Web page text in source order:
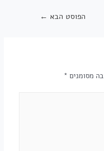
הפוסט הבא ←
מסומנים *